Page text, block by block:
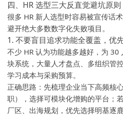
四、HR 选型三大反直觉避坑原则
很多 HR 新人选型时容易被宣传话
避开绝大多数数字化失败项目。
1. 不要盲目追求功能全覆盖，优
不少 HR 认为功能越多越好，为 30
块系统，大量人才盘点、多组织管
学习成本与采购预算。
正确思路：先梳理企业当下高频核
职），选择可模块化增购的平台；
厂区、出海规划，优先选择明基逐